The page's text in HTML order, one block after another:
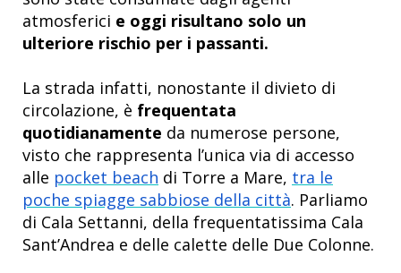
atmosferici e oggi risultano solo un
ulteriore rischio per i passanti.
La strada infatti, nonostante il divieto di
circolazione, è frequentata
quotidianamente da numerose persone,
visto che rappresenta l’unica via di accesso
alle pocket beach di Torre a Mare, tra le
poche spiagge sabbiose della città. Parliamo
di Cala Settanni, della frequentatissima Cala
Sant’Andrea e delle calette delle Due Colonne.